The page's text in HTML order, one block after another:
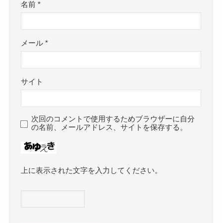
名前*
メール*
サイト
次回のコメントで使用するためブラウザーに自分
の名前、メールアドレス、サイトを保存する。
上に表示された文字を入力してください。